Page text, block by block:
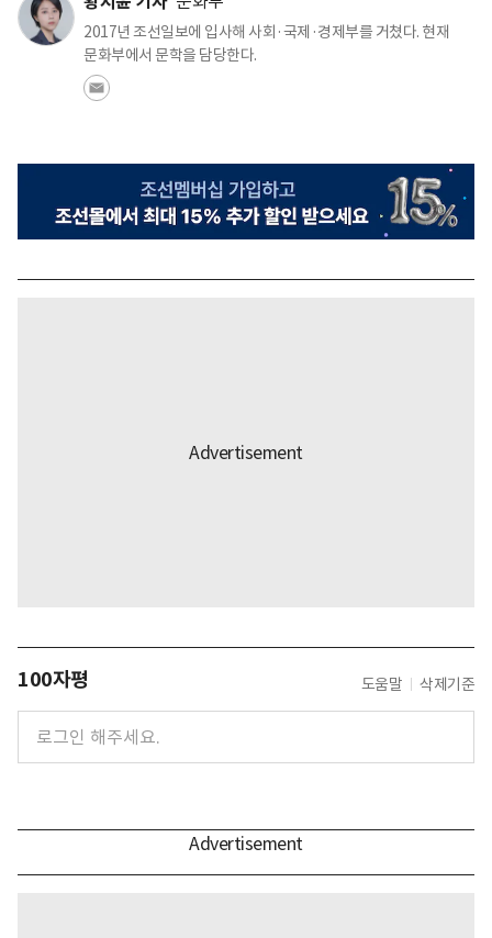
2017년 조선일보에 입사해 사회·국제·경제부를 거쳤다. 현재
문화부에서 문학을 담당한다.
100자평 도움말 삭제기준